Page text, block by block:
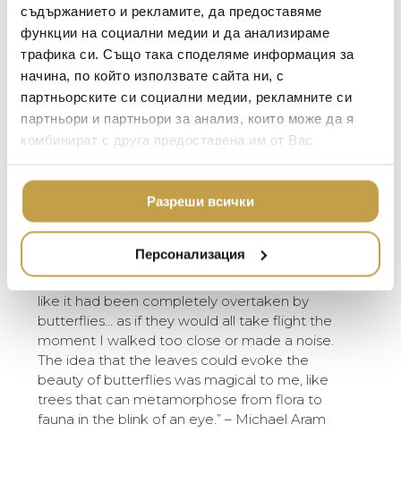
съдържанието и рекламите, да предоставяме
функции на социални медии и да анализираме
трафика си. Също така споделяме информация за
начина, по който използвате сайта ни, с
партньорските си социални медии, рекламните си
партньори и партньори за анализ, които може да я
комбинират с друга предоставена им от Вас
ползването от Ваша страна на услугите им.
Разреши всички
Персонализация
representation of flora as fauna. Michael’s
fascination with a particular type of ginkgo tree,
the ginkgo Biloba, or “Butterfly ginkgo”, which
grows with a double leaf reminiscent of a
butterfly’s wings, gave rise to a fantasia image of
the plant. Executed at the highest level of
solid bronze with acid etched cocoon-shaped
vessels. The pieces in the collection are a tour
de force of Indian craft and capture the poetic
“The first time I saw this tree, it literally looked
like it had been completely overtaken by
butterflies… as if they would all take flight the
moment I walked too close or made a noise.
The idea that the leaves could evoke the
beauty of butterflies was magical to me, like
trees that can metamorphose from flora to
fauna in the blink of an eye.” – Michael Aram
ЗА МАСАТА
ТЕКСТИЛ ЗА ДОМА
АРОМАТИ ЗА ДОМА
ИЗКУСТВО И КНИГИ
ВИСОК КЛАС
МЕБЕЛИ
ПОДАРЪЦИ
BACCARAT
TOM DIXON
MICHAEL ARAM
ASSOULINE
SELETTI
DOLCE & GABBANA
ETHNICRAFT
ZUIVER
DUTCHBONE